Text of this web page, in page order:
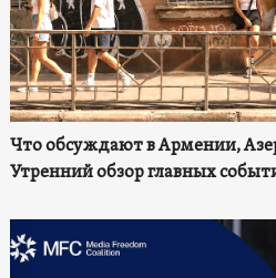
Что обсуждают в Армении,
Утренний обзор главных